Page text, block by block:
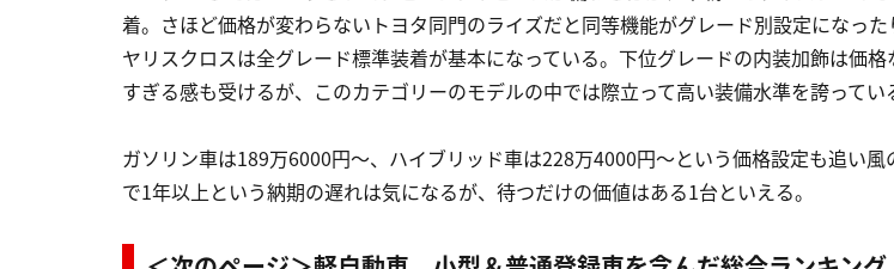
着。さほど価格が変わらないトヨタ同門のライズだと同等機能がグレード別設定になった
ヤリスクロスは全グレード標準装着が基本になっている。下位グレードの内装加飾は価
すぎる感も受けるが、このカテゴリーのモデルの中では際立って高い装備水準を誇ってい
ガソリン車は189万6000円〜、ハイブリッド車は228万4000円〜という価格設定も追い風
で1年以上という納期の遅れは気になるが、待つだけの価値はある1台といえる。